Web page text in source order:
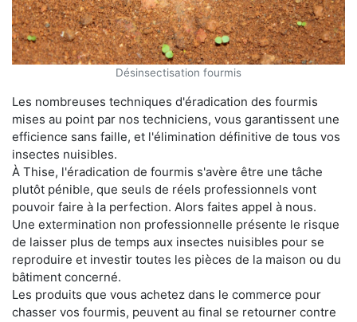
Désinsectisation fourmis
Les nombreuses techniques d'éradication des fourmis
mises au point par nos techniciens, vous garantissent une
efficience sans faille, et l'élimination définitive de tous vos
insectes nuisibles.
À Thise, l'éradication de fourmis s'avère être une tâche
plutôt pénible, que seuls de réels professionnels vont
pouvoir faire à la perfection. Alors faites appel à nous.
Une extermination non professionnelle présente le risque
de laisser plus de temps aux insectes nuisibles pour se
reproduire et investir toutes les pièces de la maison ou du
bâtiment concerné.
Les produits que vous achetez dans le commerce pour
chasser vos fourmis, peuvent au final se retourner contre